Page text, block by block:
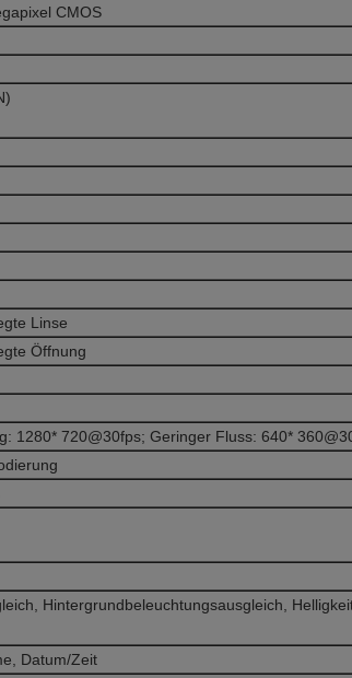
CMOS
Linse
Öffnung
1280* 720@30fps; Geringer Fluss: 640*
Hintergrundbeleuchtungsausgleich,
Datum/Zeit